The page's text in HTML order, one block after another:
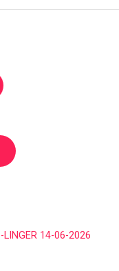
LINGER 14-06-2026